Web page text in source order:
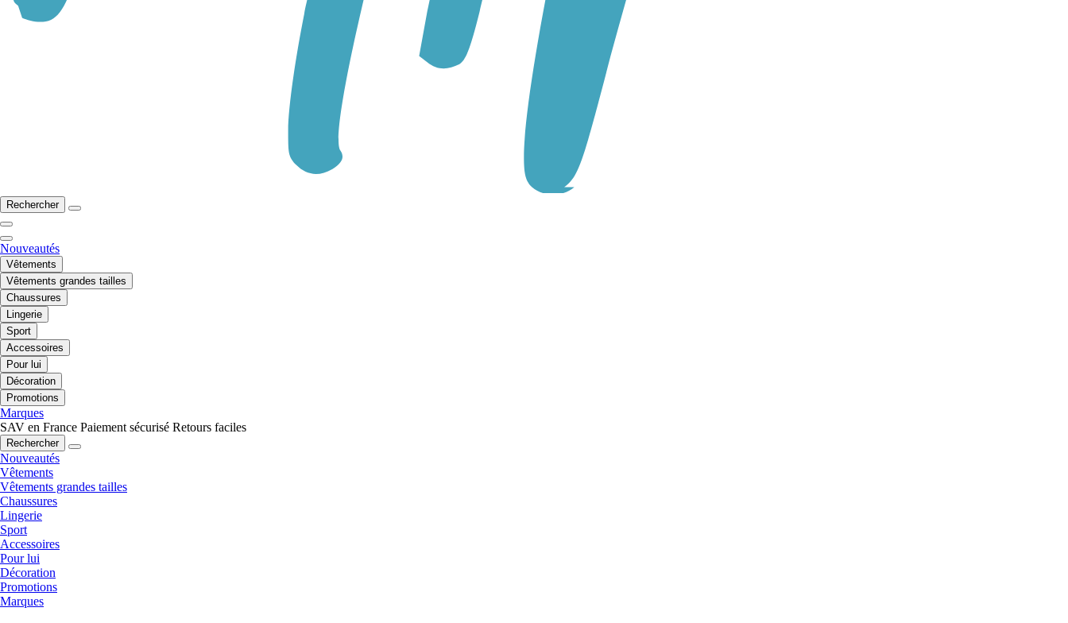
Rechercher
Nouveautés
Vêtements
Vêtements grandes tailles
Chaussures
Lingerie
Sport
Accessoires
Pour lui
Décoration
Promotions
Marques
SAV en France Paiement sécurisé Retours faciles
Rechercher
Nouveautés
Vêtements
Vêtements grandes tailles
Chaussures
Lingerie
Sport
Accessoires
Pour lui
Décoration
Promotions
Marques